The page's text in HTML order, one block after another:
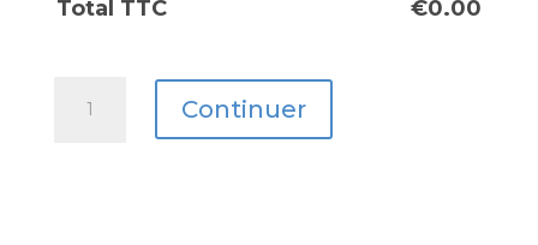
Total TTC €0.00
Continuer